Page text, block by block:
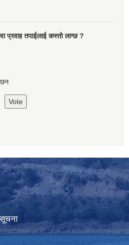
प्रवाह तपाईलाई कस्तो लाग्छ ?
छन